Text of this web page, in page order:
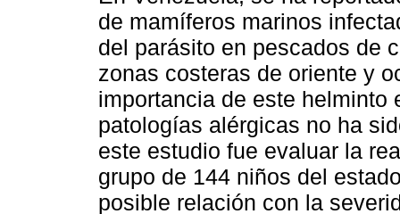
de mamíferos marinos
del parásito en pescados de
zonas costeras de oriente y
importancia de este helminto
patologías alérgicas no ha
este estudio fue evaluar la
grupo de 144 niños del
posible relación con la